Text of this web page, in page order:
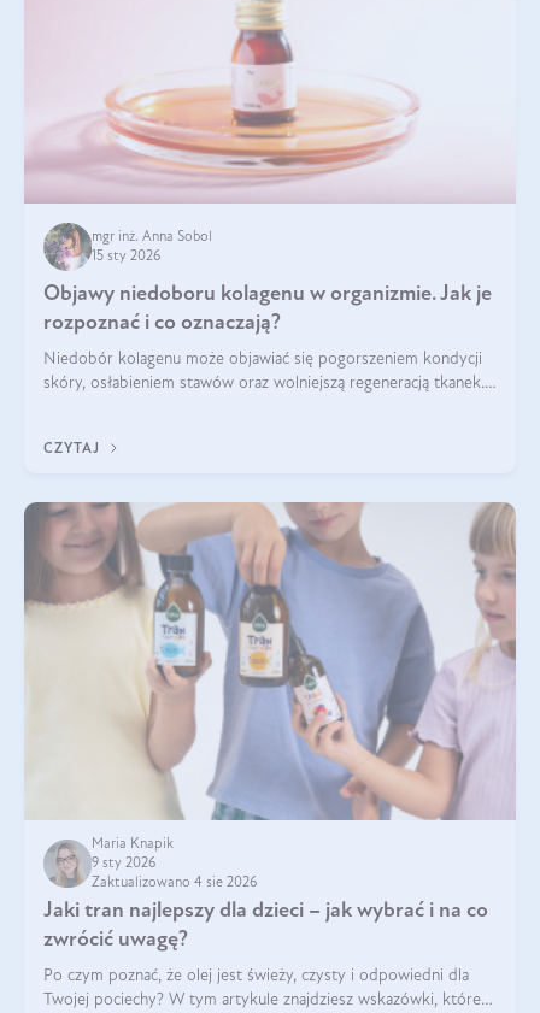
mgr inż. Anna Sobol
15 sty 2026
Objawy niedoboru kolagenu w organizmie. Jak je
rozpoznać i co oznaczają?
Niedobór kolagenu może objawiać się pogorszeniem kondycji
skóry, osłabieniem stawów oraz wolniejszą regeneracją tkanek.
osłabienie włosów.
CZYTAJ
Maria Knapik
9 sty 2026
Zaktualizowano 4 sie 2026
Jaki tran najlepszy dla dzieci – jak wybrać i na co
zwrócić uwagę?
Po czym poznać, że olej jest świeży, czysty i odpowiedni dla
Twojej pociechy? W tym artykule znajdziesz wskazówki, które